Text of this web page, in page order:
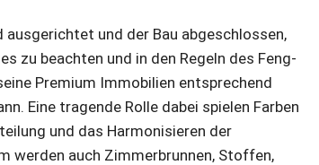
und der Bau abgeschlossen,
zu beachten und in den Regeln des Feng-
Premium Immobilien entsprechend
Eine tragende Rolle dabei spielen Farben
und das Harmonisieren der
werden auch Zimmerbrunnen, Stoffen,